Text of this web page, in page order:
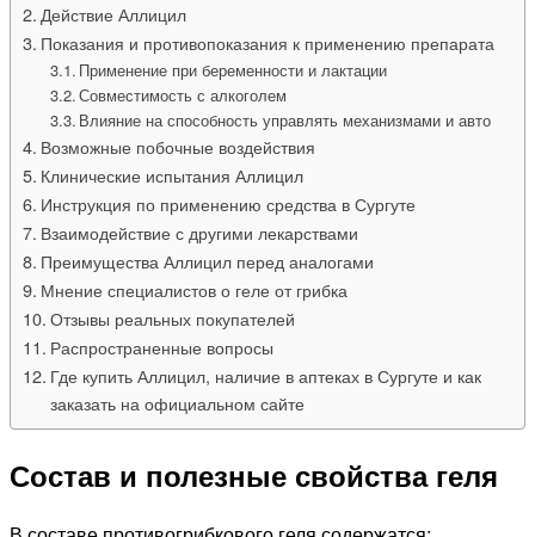
Действие Аллицил
Показания и противопоказания к применению препарата
Применение при беременности и лактации
Совместимость с алкоголем
Влияние на способность управлять механизмами и авто
Возможные побочные воздействия
Клинические испытания Аллицил
Инструкция по применению средства в Сургуте
Взаимодействие с другими лекарствами
Преимущества Аллицил перед аналогами
Мнение специалистов о геле от грибка
Отзывы реальных покупателей
Распространенные вопросы
Где купить Аллицил, наличие в аптеках в Сургуте и как
заказать на официальном сайте
Состав и полезные свойства геля